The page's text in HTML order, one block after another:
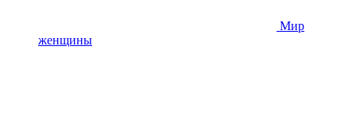
Мир
женщины